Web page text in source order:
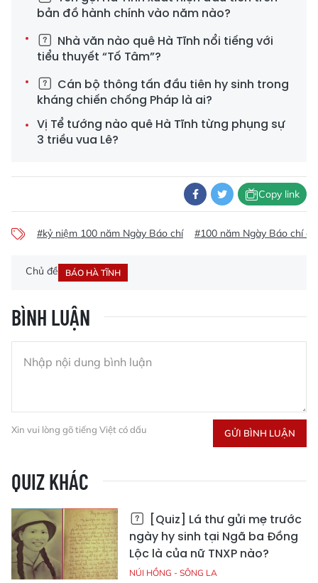
bản đồ hành chính vào năm nào?
Nhà văn nào quê Hà Tĩnh nổi tiếng với
tiểu thuyết “Tố Tâm”?
Cán bộ thông tấn đầu tiên hy sinh trong
kháng chiến chống Pháp là ai?
Vị Tể tướng nào quê Hà Tĩnh từng phụng sự
3 triều vua Lê?
Copy link
#kỷ niệm 100 năm Ngày Báo chí #100 năm Ngày Báo chí
Chủ đề BÁO HÀ TĨNH
BÌNH LUẬN
Xin vui lòng gõ tiếng Việt có dấu GỬI BÌNH LUẬN
QUIZ KHÁC
[Quiz] Lá thư gửi mẹ trước
ngày hy sinh tại Ngã ba Đồng
Lộc là của nữ TNXP nào?
NÚI HỒNG - SÔNG LA